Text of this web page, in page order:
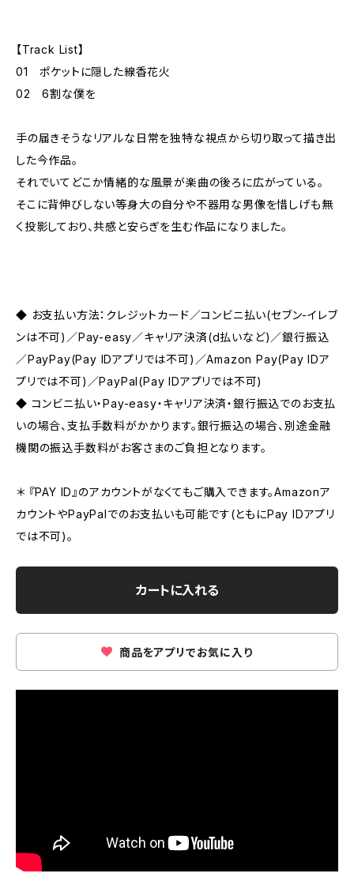
【Track List】
01 ポケットに隠した線香花火
02 6割な僕を
手の届きそうなリアルな日常を独特な視点から切り取って描き出
した今作品。
それでいてどこか情緒的な風景が楽曲の後ろに広がっている。
そこに背伸びしない等身大の自分や不器用な男像を惜しげも無
く投影しており、共感と安らぎを生む作品になりました。
◆ お支払い方法：クレジットカード／コンビニ払い(セブン-イレブ
ンは不可)／Pay-easy／キャリア決済(d払いなど)／銀行振込
／PayPay(Pay IDアプリでは不可)／Amazon Pay(Pay IDア
プリでは不可)／PayPal(Pay IDアプリでは不可)
◆ コンビニ払い・Pay-easy・キャリア決済・銀行振込でのお支払
いの場合、支払手数料がかかります。銀行振込の場合、別途金融
機関の振込手数料がお客さまのご負担となります。
＊ 『PAY ID』のアカウントがなくてもご購入できます。Amazonア
カウントやPayPalでのお支払いも可能です(ともにPay IDアプリ
では不可)。
カートに入れる
商品をアプリでお気に入り